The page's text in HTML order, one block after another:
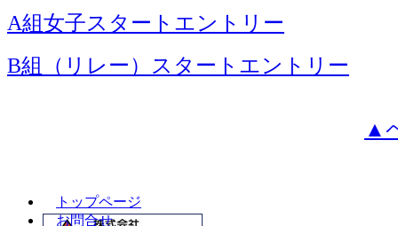
A組女子スタートエントリー
B組（リレー）スタートエントリー
▲
トップページ
お問合せ